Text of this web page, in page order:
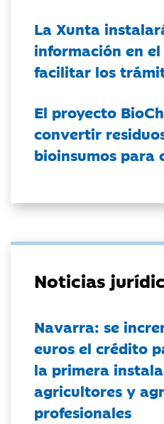
La Xunta
información en
facilitar los
El proyecto
convertir
bioinsumos para
Noticias
Navarra: se
euros el crédito
la primera
agricultores y
profesionales